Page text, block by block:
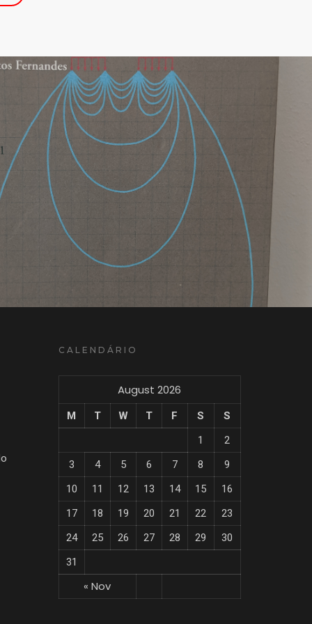
CALENDÁRIO
August 2026
M T W T F S S
« Nov
1
2
3
4 5 6 7 8
9
10
11 12 13 14 15
16
17
18 19 20 21 22
23
24
25 26 27 28 29
30
31